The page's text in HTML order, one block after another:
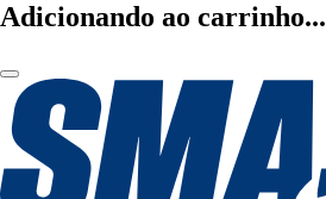
Adicionando ao carrinho...